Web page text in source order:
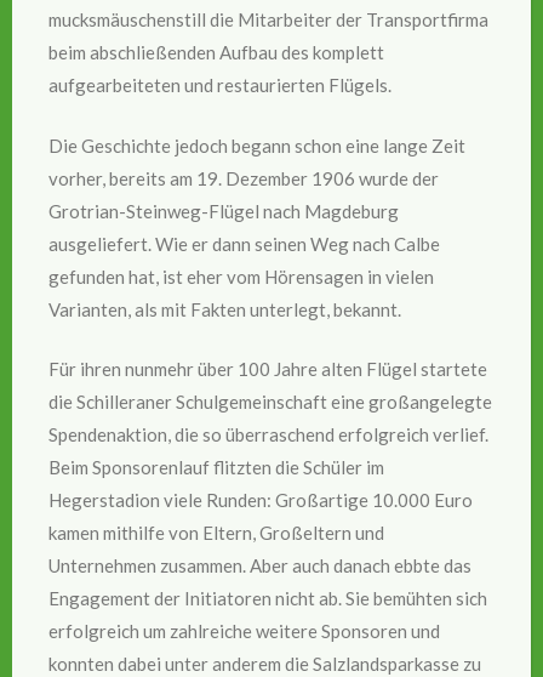
mucksmäuschenstill die Mitarbeiter der Transportfirma
beim abschließenden Aufbau des komplett
aufgearbeiteten und restaurierten Flügels.
Die Geschichte jedoch begann schon eine lange Zeit
vorher, bereits am 19. Dezember 1906 wurde der
Grotrian-Steinweg-Flügel nach Magdeburg
ausgeliefert. Wie er dann seinen Weg nach Calbe
gefunden hat, ist eher vom Hörensagen in vielen
Varianten, als mit Fakten unterlegt, bekannt.
Für ihren nunmehr über 100 Jahre alten Flügel startete
die Schilleraner Schulgemeinschaft eine großangelegte
Spendenaktion, die so überraschend erfolgreich verlief.
Beim Sponsorenlauf flitzten die Schüler im
Hegerstadion viele Runden: Großartige 10.000 Euro
kamen mithilfe von Eltern, Großeltern und
Unternehmen zusammen. Aber auch danach ebbte das
Engagement der Initiatoren nicht ab. Sie bemühten sich
erfolgreich um zahlreiche weitere Sponsoren und
konnten dabei unter anderem die Salzlandsparkasse zu